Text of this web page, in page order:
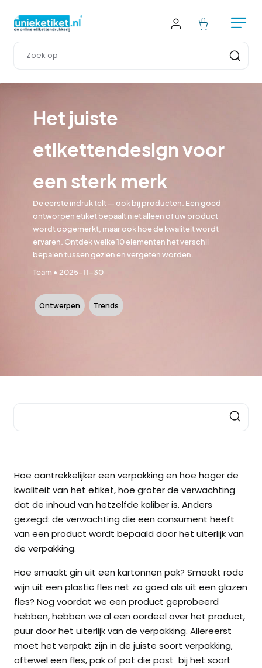
Het juiste
etikettendesign voor
een sterk merk
De eerste indruk telt — ook bij producten. Een goed
ontworpen etiket bepaalt niet alleen of uw product
wordt opgemerkt, maar ook hoe de kwaliteit wordt
ervaren. Ontdek welke 10 elementen het verschil
bepalen tussen gezien en vergeten worden.
Team • 2025-11-30
Ontwerpen Trends
Hoe aantrekkelijker een verpakking en hoe hoger de
kwaliteit van het etiket, hoe groter de verwachting
dat de inhoud van hetzelfde kaliber is. Anders
gezegd: de verwachting die een consument heeft
van een product wordt bepaald door het uiterlijk van
de verpakking.
Hoe smaakt gin uit een kartonnen pak? Smaakt rode
wijn uit een plastic fles net zo goed als uit een glazen
fles? Nog voordat we een product geprobeerd
hebben, hebben we al een oordeel over het product,
puur door het uiterlijk van de verpakking. Allereerst
moet het verpakt zijn in de juiste soort verpakking,
oftewel een fles, pak of pot die past bij het soort